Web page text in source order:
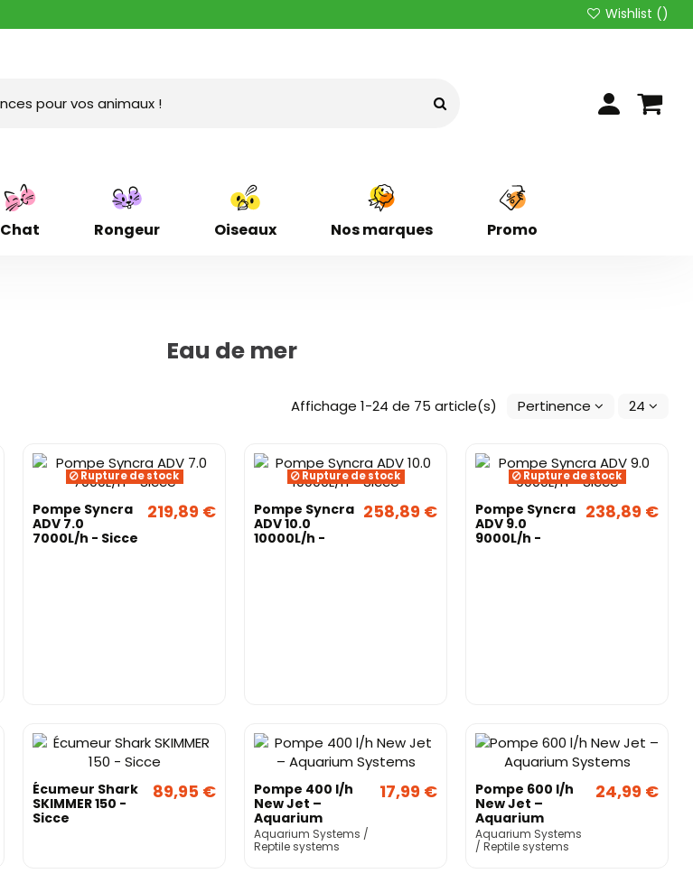
Wishlist ()
Chat Rongeur Oiseaux Nos marques Promo
Eau de mer
Affichage 1-24 de 75 article(s) Pertinence 24
Rupture de stock
Pompe Syncra
ADV 7.0
7000L/h - Sicce
219,89 €
Rupture de stock
Pompe Syncra
ADV 10.0
10000L/h -
258,89 €
Rupture de stock
Pompe Syncra
ADV 9.0
9000L/h -
238,89 €
Écumeur Shark
SKIMMER 150 -
Sicce
89,95 €
Pompe 400 l/h
New Jet –
Aquarium
Systems
Aquarium Systems /
Reptile systems
17,99 €
Pompe 600 l/h
New Jet –
Aquarium
Systems
Aquarium Systems
/ Reptile systems
24,99 €